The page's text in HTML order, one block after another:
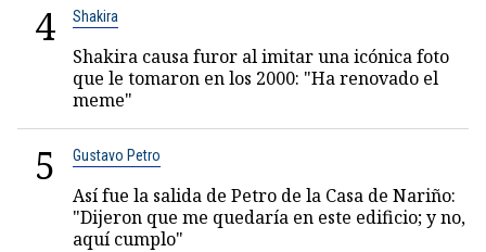
4 Shakira
Shakira causa furor al imitar una icónica foto
que le tomaron en los 2000: "Ha renovado el
meme"
5 Gustavo Petro
Así fue la salida de Petro de la Casa de Nariño:
"Dijeron que me quedaría en este edificio; y no,
aquí cumplo"